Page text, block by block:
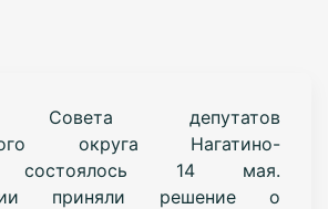
Совета депутатов
округа Нагатино-
состоялось 14 мая.
приняли решение о